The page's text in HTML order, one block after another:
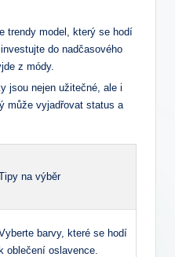
trendy model, který se hodí
do nadčasového
z módy.
jsou nejen užitečné, ale i
může vyjadřovat status a
na výběr
barvy, které se hodí
k oblečení oslavence.